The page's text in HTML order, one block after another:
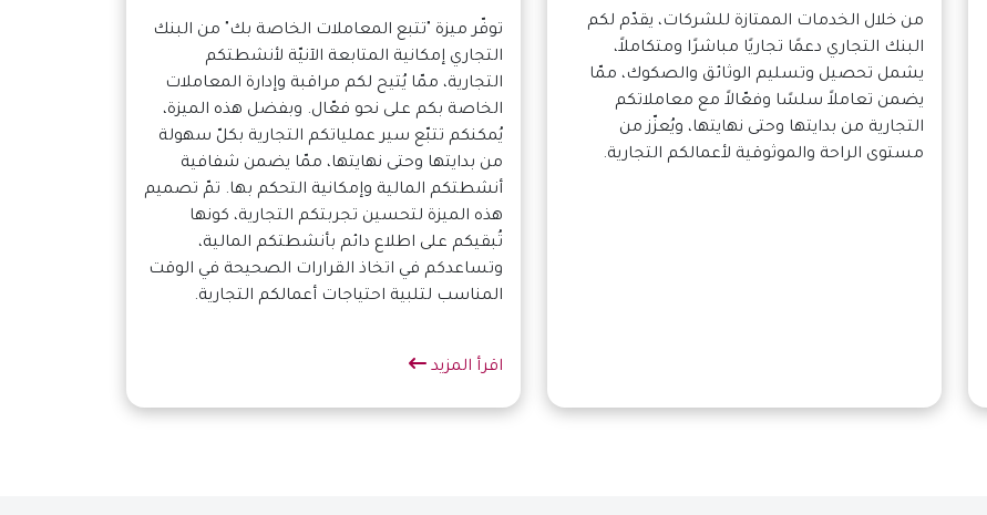
من خلال الخدمات الممتازة للشركات، يقدّم لكم
البنك التجاري دعمًا تجاريًا مباشرًا ومتكاملاً،
يشمل تحصيل وتسليم الوثائق والصكوك، ممّا
يضمن تعاملاً سلسًا وفعّالاً مع معاملاتكم
التجارية من بدايتها وحتى نهايتها، ويُعزّز من
مستوى الراحة والموثوقية لأعمالكم التجارية.
توفّر ميزة "تتبع المعاملات الخاصة بك" من البنك
التجاري إمكانية المتابعة الآنيّة لأنشطتكم
التجارية، ممّا يُتيح لكم مراقبة وإدارة المعاملات
الخاصة بكم على نحو فعّال. وبفضل هذه الميزة،
يُمكنكم تتبّع سير عملياتكم التجارية بكلّ سهولة
من بدايتها وحتى نهايتها، ممّا يضمن شفافية
أنشطتكم المالية وإمكانية التحكم بها. تمّ تصميم
هذه الميزة لتحسين تجربتكم التجارية، كونها
تُبقيكم على اطلاع دائم بأنشطتكم المالية،
وتساعدكم في اتخاذ القرارات الصحيحة في الوقت
المناسب لتلبية احتياجات أعمالكم التجارية.
اقرأ المزيد